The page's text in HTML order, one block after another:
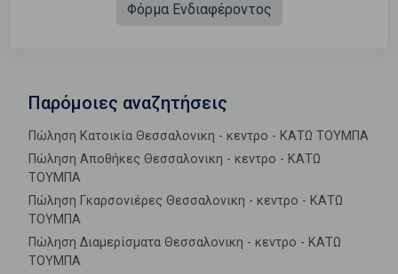
Φόρμα Ενδιαφέροντος
Παρόμοιες αναζητήσεις
Πώληση Κατοικία Θεσσαλονικη - κεντρο - ΚΑΤΩ ΤΟΥΜΠΑ
Πώληση Αποθήκες Θεσσαλονικη - κεντρο - ΚΑΤΩ
ΤΟΥΜΠΑ
Πώληση Γκαρσονιέρες Θεσσαλονικη - κεντρο - ΚΑΤΩ
ΤΟΥΜΠΑ
Πώληση Διαμερίσματα Θεσσαλονικη - κεντρο - ΚΑΤΩ
ΤΟΥΜΠΑ